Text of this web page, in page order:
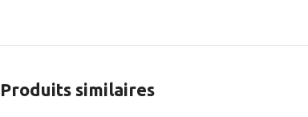
Produits similaires